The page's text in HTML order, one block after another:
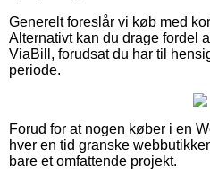
Generelt foreslår vi køb med
Alternativt kan du drage fordel
ViaBill, forudsat du har til
periode.
Forud for at nogen køber i en
hver en tid granske
bare et omfattende projekt.